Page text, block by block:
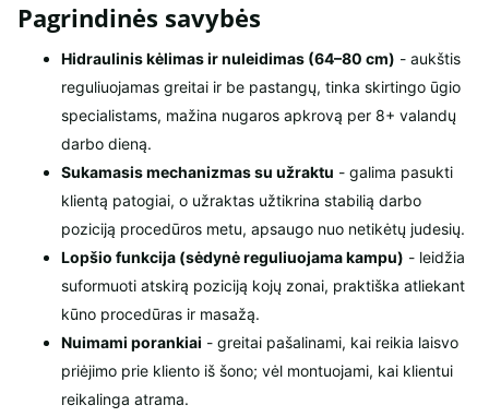
Pagrindinės savybės
Hidraulinis kėlimas ir nuleidimas (64–80 cm) - aukštis
reguliuojamas greitai ir be pastangų, tinka skirtingo ūgio
specialistams, mažina nugaros apkrovą per 8+ valandų
darbo dieną.
Sukamasis mechanizmas su užraktu - galima pasukti
klientą patogiai, o užraktas užtikrina stabilią darbo
poziciją procedūros metu, apsaugo nuo netikėtų judesių.
Lopšio funkcija (sėdynė reguliuojama kampu) - leidžia
suformuoti atskirą poziciją kojų zonai, praktiška atliekant
kūno procedūras ir masažą.
Nuimami porankiai - greitai pašalinami, kai reikia laisvo
priėjimo prie kliento iš šono; vėl montuojami, kai klientui
reikalinga atrama.